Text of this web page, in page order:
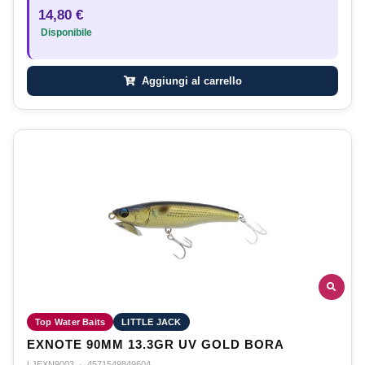
14,80 €
Disponibile
Aggiungi al carrello
Top Water Baits LITTLE JACK
EXNOTE 90MM 13.3GR UV GOLD BORA